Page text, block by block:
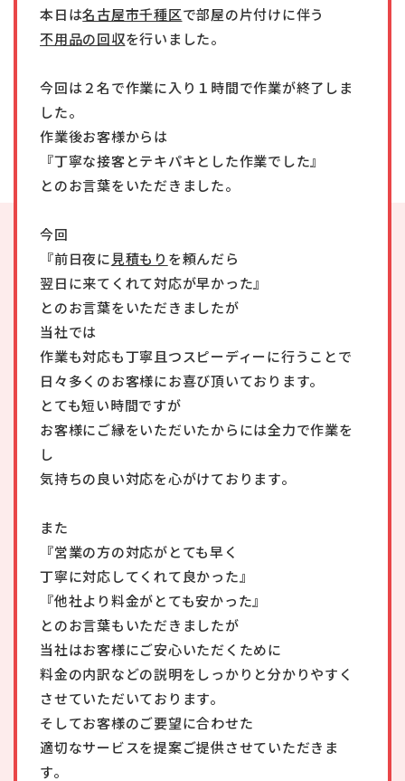
本日は名古屋市千種区で部屋の片付けに伴う
不用品の回収を行いました。
今回は２名で作業に入り１時間で作業が終了しま
した。
作業後お客様からは
『丁寧な接客とテキパキとした作業でした』
とのお言葉をいただきました。
今回
『前日夜に見積もり を頼んだら
翌日に来てくれて対応が早かった』
とのお言葉をいただきましたが
当社では
作業も対応も丁寧且つスピーディーに行うことで
日々多くのお客様にお喜び頂いております。
とても短い時間ですが
お客様にご縁をいただいたからには全力で作業を
し
気持ちの良い対応を心がけております。
また
『営業の方の対応がとても早く
丁寧に対応してくれて良かった』
『他社より料金がとても安かった』
とのお言葉もいただきましたが
当社はお客様にご安心いただくために
料金の内訳などの説明をしっかりと分かりやすく
させていただいております。
そしてお客様のご要望に合わせた
適切なサービスを提案ご提供させていただきま
す。